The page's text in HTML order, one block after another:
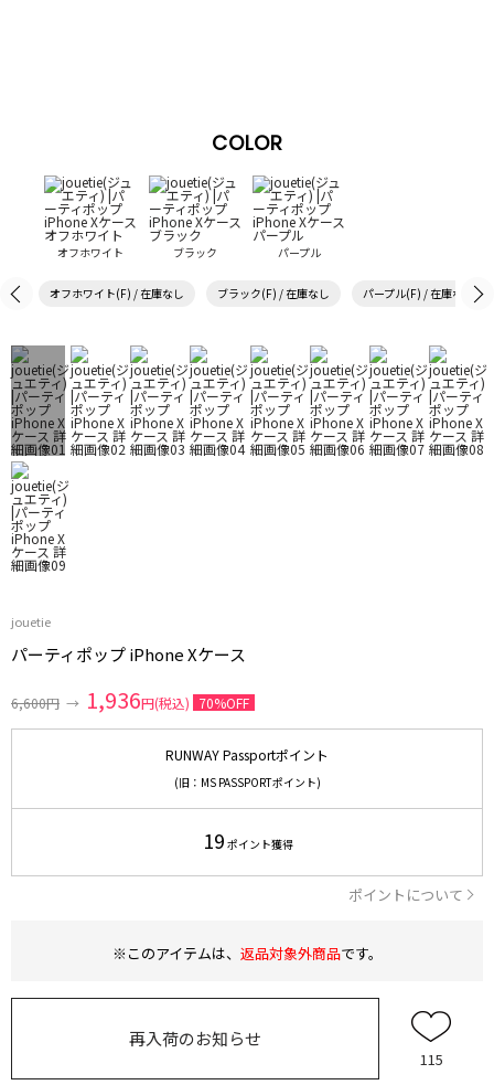
COLOR
オフホワイト ブラック パープル
オフホワイト(F) / 在庫なし ブラック(F) / 在庫なし パープル(F) / 在庫なし
jouetie
パーティポップ iPhone Xケース
6,600円 → 1,936円(税込) 70%OFF
RUNWAY Passportポイント
(旧：MS PASSPORTポイント)
19 ポイント獲得
ポイントについて
※このアイテムは、 返品対象外商品です。
再入荷のお知らせ
115